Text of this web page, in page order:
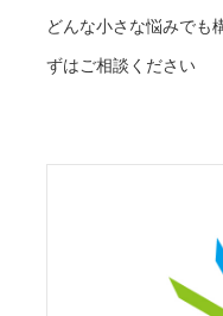
本調査
ご契約内容に
調査報
どんな小さな悩みでも
ずはご相談ください